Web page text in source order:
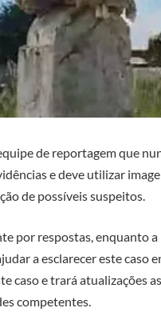
de reportagem que
e deve utilizar
de possíveis suspeitos.
por respostas, enquanto
a esclarecer este caso
caso e trará atualizações
competentes.